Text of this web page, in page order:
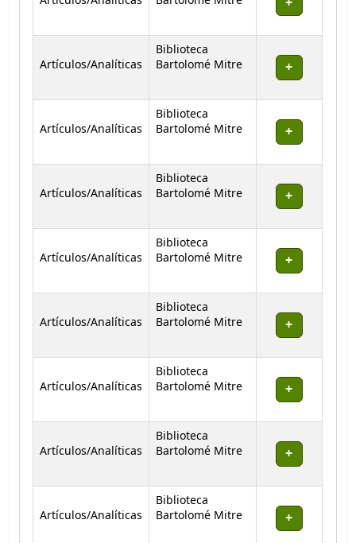
Artículos/Analíticas
Biblioteca
Bartolomé Mitre
Artículos/Analíticas
Biblioteca
Bartolomé Mitre
Artículos/Analíticas
Biblioteca
Bartolomé Mitre
Artículos/Analíticas
Biblioteca
Bartolomé Mitre
Artículos/Analíticas
Biblioteca
Bartolomé Mitre
Artículos/Analíticas
Biblioteca
Bartolomé Mitre
Artículos/Analíticas
Biblioteca
Bartolomé Mitre
Artículos/Analíticas
Biblioteca
Bartolomé Mitre